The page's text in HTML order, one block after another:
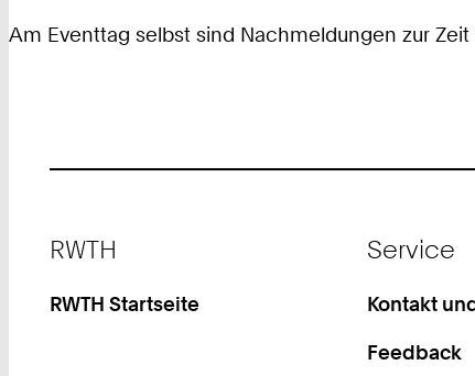
Am Eventtag selbst sind Nachmeldungen zur
RWTH
RWTH Startseite
Service
Kontakt
Feedback